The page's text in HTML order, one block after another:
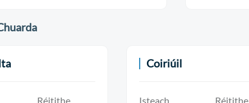
Réitithe
Coiriúil
Isteach Réitithe